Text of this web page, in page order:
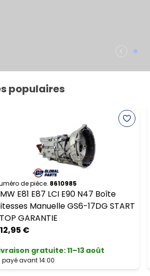
populaires
de pièce. 8610985
E81 E87 LCI E90 N47 Boîte
Manuelle GS6-17DG START
GARANTIE
€
gratuite:11–13 août
payé avant 14:00